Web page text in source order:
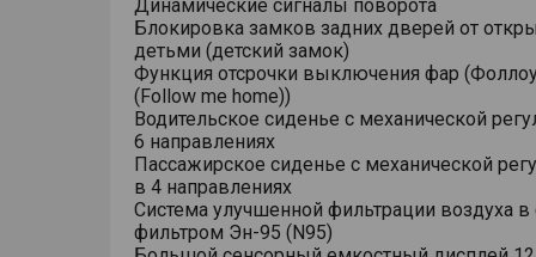
Динамические сигналы поворота
Блокировка замков задних дверей от
детьми (детский замок)
Функция отсрочки выключения фар
(Follow me home))
Водительское сиденье с механической
6 направлениях
Пассажирское сиденье с механической
в 4 направлениях
Система улучшенной фильтрации воздуха в
фильтром Эн-95 (N95)